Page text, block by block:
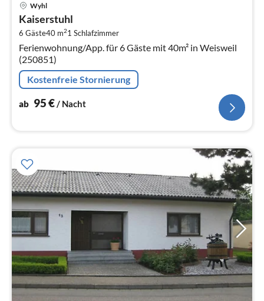
Wyhl
Kaiserstuhl
6 Gäste40 m21 Schlafzimmer
Ferienwohnung/App. für 6 Gäste mit 40m² in Weisweil
(250851)
Kostenfreie Stornierung
ab 95€/ Nacht